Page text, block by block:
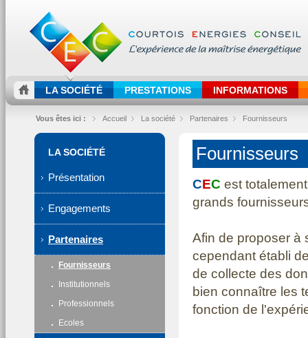
LA SOCIÉTÉ PRESTATIONS INFORMATIONS
Vous êtes ici : Accueil La société Partenaires Fournisseurs
LA SOCIÉTÉ
Présentation
Engagements
Partenaires
Fournisseurs
Institutionnels
Professionnels
Ecoles
Fournisseurs
CEC est
grands
Afin de proposer à
cependant établi
de collecte des
bien connaître les
fonction de